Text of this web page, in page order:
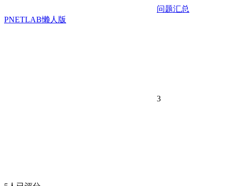
问题汇总
PNETLAB懒人版
3